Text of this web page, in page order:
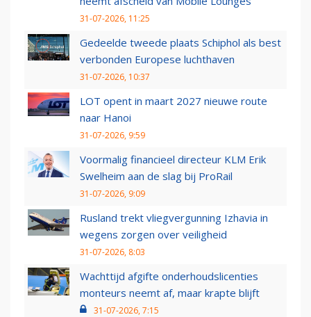
31-07-2026, 11:25
Gedeelde tweede plaats Schiphol als best
verbonden Europese luchthaven
31-07-2026, 10:37
LOT opent in maart 2027 nieuwe route
naar Hanoi
31-07-2026, 9:59
Voormalig financieel directeur KLM Erik
Swelheim aan de slag bij ProRail
31-07-2026, 9:09
Rusland trekt vliegvergunning Izhavia in
wegens zorgen over veiligheid
31-07-2026, 8:03
Wachttijd afgifte onderhoudslicenties
monteurs neemt af, maar krapte blijft
31-07-2026, 7:15